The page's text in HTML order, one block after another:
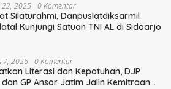
22, 2025 0 Komentar
Silaturahmi, Danpuslatdiksarmil
Kunjungi Satuan TNI AL di Sidoarjo
7, 2026 0 Komentar
Literasi dan Kepatuhan, DJP
GP Ansor Jatim Jalin Kemitraan